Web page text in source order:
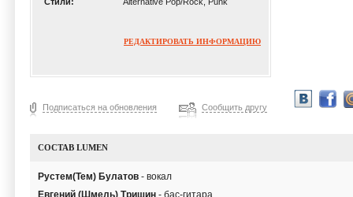
РЕДАКТИРОВАТЬ ИНФОРМАЦИЮ
Подписаться на обновления Сообщить другу
СОСТАВ LUMEN
Рустем(Тем) Булатов - вокал
Евгений (Шмель) Тришин - бас-гитара